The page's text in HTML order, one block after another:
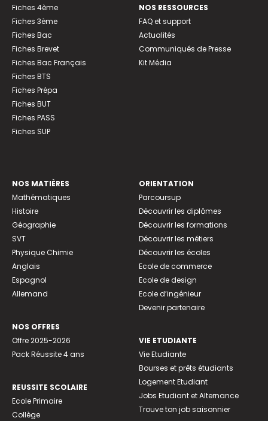
Fiches 4ème
Fiches 3ème
Fiches Bac
Fiches Brevet
Fiches Bac Français
Fiches BTS
Fiches Prépa
Fiches BUT
Fiches PASS
Fiches SUP
NOS RESSOURCES
FAQ et support
Actualités
Communiqués de Presse
Kit Média
NOS MATIÈRES
Mathématiques
Histoire
Géographie
SVT
Physique Chimie
Anglais
Espagnol
Allemand
NOS OFFRES
Offre 2025-2026
Pack Réussite 4 ans
REUSSITE SCOLAIRE
Ecole Primaire
Collège
ORIENTATION
Parcoursup
Découvrir les diplômes
Découvrir les formations
Découvrir les métiers
Découvrir les écoles
Ecole de commerce
Ecole de design
Ecole d’ingénieur
Devenir partenaire
VIE ETUDIANTE
Vie Etudiante
Bourses et prêts étudiants
Logement Etudiant
Jobs Etudiant et Alternance
Trouve ton job saisonnier